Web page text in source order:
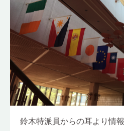
鈴木特派員からの耳より情報